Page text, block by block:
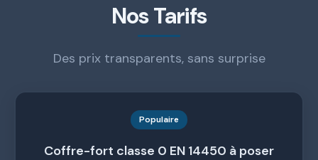
Nos Tarifs
Des prix transparents, sans surprise
Populaire
Coffre-fort classe 0 EN 14450 à poser